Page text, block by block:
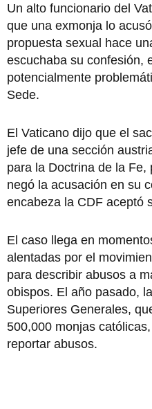
Un alto funcionario del
que una exmonja lo
propuesta sexual hace
escuchaba su confesión,
potencialmente
Sede.
El Vaticano dijo que el
jefe de una sección
para la Doctrina de la
negó la acusación en su
encabeza la CDF aceptó
El caso llega en
alentadas por el
para describir abusos a
obispos. El año pasado,
Superiores Generales,
500,000 monjas
reportar abusos.